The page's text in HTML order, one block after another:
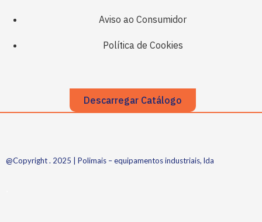
Aviso ao Consumidor
Política de Cookies
Descarregar Catálogo
@Copyright . 2025 | Polimais – equipamentos industriais, lda